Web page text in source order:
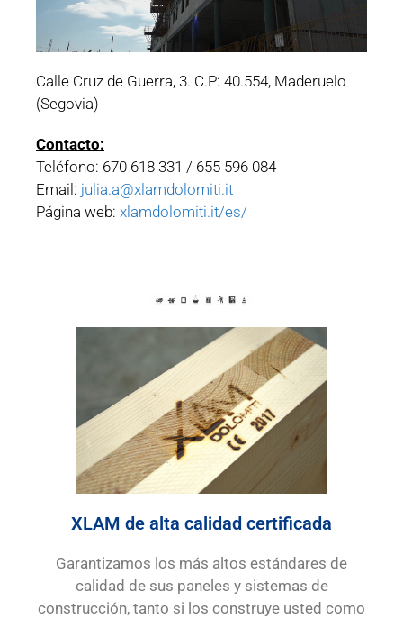
Calle Cruz de Guerra, 3. C.P: 40.554, Maderuelo
(Segovia)
Contacto:
Teléfono: 670 618 331 / 655 596 084
Email: julia.a@xlamdolomiti.it
Página web: xlamdolomiti.it/es/
XLAM de alta calidad certificada
Garantizamos los más altos estándares de
calidad de sus paneles y sistemas de
construcción, tanto si los construye usted como